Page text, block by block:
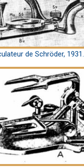
de Schröder, 1931.